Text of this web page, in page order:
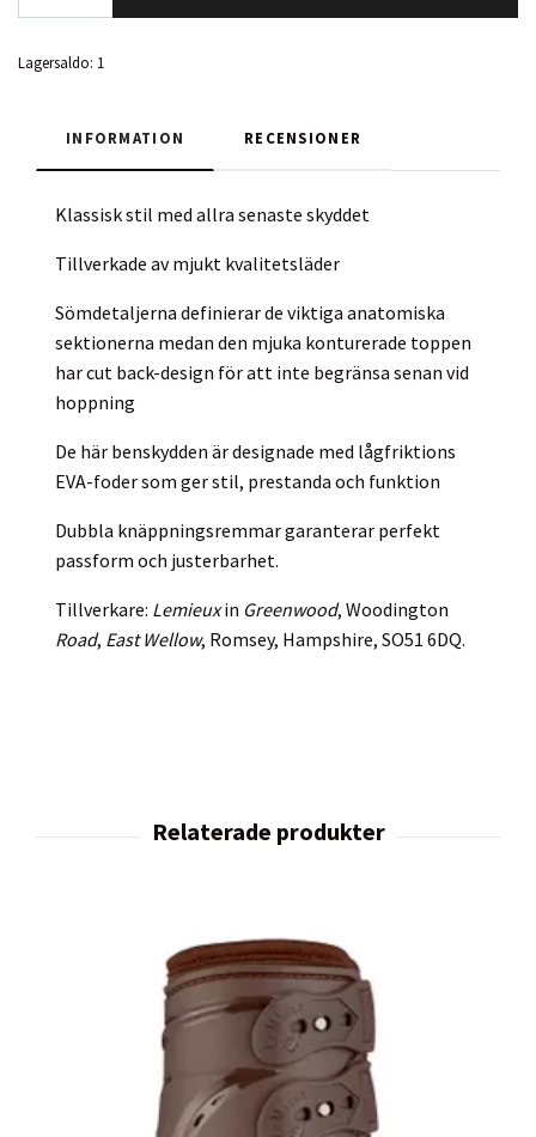
Lagersaldo: 1
INFORMATION RECENSIONER
Klassisk stil med allra senaste skyddet
Tillverkade av mjukt kvalitetsläder
Sömdetaljerna definierar de viktiga anatomiska
sektionerna medan den mjuka konturerade toppen
har cut back-design för att inte begränsa senan vid
hoppning
De här benskydden är designade med lågfriktions
EVA-foder som ger stil, prestanda och funktion
Dubbla knäppningsremmar garanterar perfekt
passform och justerbarhet.
Tillverkare: Lemieuxin Greenwood, Woodington
Road, East Wellow, Romsey, Hampshire, SO51 6DQ.